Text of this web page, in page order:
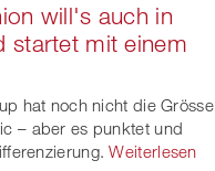
will's auch in
startet mit einem
hat noch nicht die Grösse
– aber es punktet und
Weiterlesen